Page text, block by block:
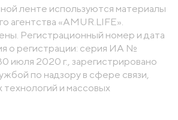
ленте используются материалы
агентства «AMUR.LIFE».
Регистрационный номер и дата
о регистрации: серия ИА №
июля 2020 г., зарегистрировано
по надзору в сфере связи,
и массовых